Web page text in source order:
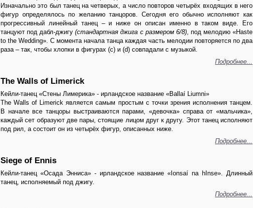
Изначально это был танец на четверых, а число повторов четырёх входящих в него
фигур определялось по желанию танцоров. Сегодня его обычно исполняют как
прогрессивный линейный танец – и ниже он описан именно в таком виде. Его
танцуют под дабл-джигу(стандартная джига с размером 6/8), под мелодию «Haste
to the Wedding». С момента начала танца каждая часть мелодии повторяется по два
раза – так, чтобы хлопки в фигурах (c) и (d) совпадали с музыкой.
Подробнее...
The Walls of Limerick
Кейли-танец «Стены Лимерика» - ирландское название «Ballaí Liumni»
The Walls of Limerick является самым простым с точки зрения исполнения танцем.
В начале все танцоры выстраиваются парами, «девочка» справа от «мальчика»,
каждый сет образуют две пары, стоящие лицом друг к другу. Этот танец исполняют
под рил, а состоит он из четырёх фигур, описанных ниже.
Подробнее...
Siege of Ennis
Кейли-танец «Осада Энниса» - ирландское название «Ionsaí na hInse». Длинный
танец, исполняемый под джигу.
Подробнее...